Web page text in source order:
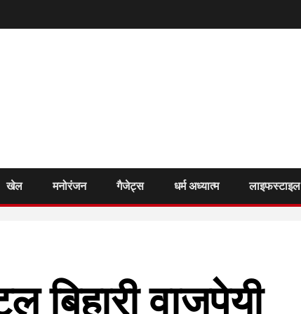
खेल मनोरंजन गैजेट्स धर्म अध्यात्म लाइफस्टाइल
बिहारी वाजपेयी